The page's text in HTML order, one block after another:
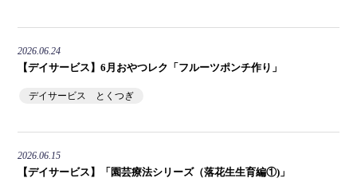
2026.06.24
【デイサービス】6月おやつレク「フルーツポンチ作り」
デイサービス とくつぎ
2026.06.15
【デイサービス】「園芸療法シリーズ（落花生生育編①)」